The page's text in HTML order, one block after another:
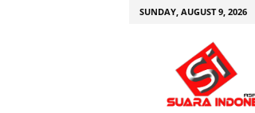
SUNDAY, AUGUST 9, 2026